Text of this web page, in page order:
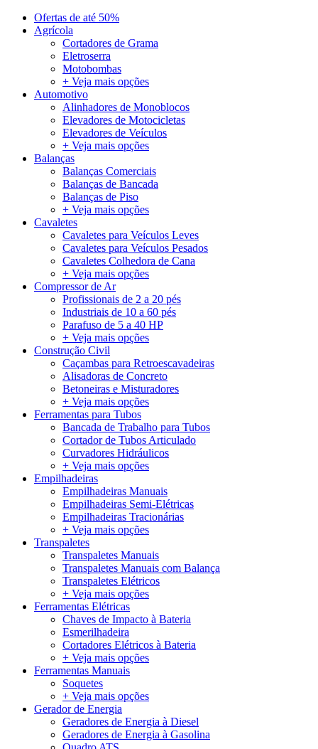
Ofertas de até 50%
Agrícola
Cortadores de Grama
Eletroserra
Motobombas
+ Veja mais opções
Automotivo
Alinhadores de Monoblocos
Elevadores de Motocicletas
Elevadores de Veículos
+ Veja mais opções
Balanças
Balanças Comerciais
Balanças de Bancada
Balanças de Piso
+ Veja mais opções
Cavaletes
Cavaletes para Veículos Leves
Cavaletes para Veículos Pesados
Cavaletes Colhedora de Cana
+ Veja mais opções
Compressor de Ar
Profissionais de 2 a 20 pés
Industriais de 10 a 60 pés
Parafuso de 5 a 40 HP
+ Veja mais opções
Construção Civil
Caçambas para Retroescavadeiras
Alisadoras de Concreto
Betoneiras e Misturadores
+ Veja mais opções
Ferramentas para Tubos
Bancada de Trabalho para Tubos
Cortador de Tubos Articulado
Curvadores Hidráulicos
+ Veja mais opções
Empilhadeiras
Empilhadeiras Manuais
Empilhadeiras Semi-Elétricas
Empilhadeiras Tracionárias
+ Veja mais opções
Transpaletes
Transpaletes Manuais
Transpaletes Manuais com Balança
Transpaletes Elétricos
+ Veja mais opções
Ferramentas Elétricas
Chaves de Impacto à Bateria
Esmerilhadeira
Cortadores Elétricos à Bateria
+ Veja mais opções
Ferramentas Manuais
Soquetes
+ Veja mais opções
Gerador de Energia
Geradores de Energia à Diesel
Geradores de Energia à Gasolina